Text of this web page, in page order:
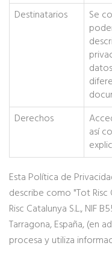
Destinatarios
Se
Derechos
así
Esta Política de
describe como "Tot
Risc Catalunya S.L., NIF
Tarragona, España, (en
procesa y utiliza